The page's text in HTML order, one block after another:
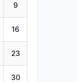
9
16
23
30